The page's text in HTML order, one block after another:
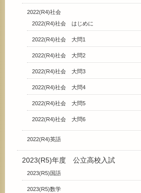
2022(R4)社会
2022(R4)社会 はじめに
2022(R4)社会 大問1
2022(R4)社会 大問2
2022(R4)社会 大問3
2022(R4)社会 大問4
2022(R4)社会 大問5
2022(R4)社会 大問6
2022(R4)英語
2023(R5)年度 公立高校入試
2023(R5)国語
2023(R5)数学